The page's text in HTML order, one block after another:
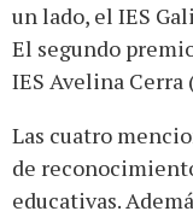
un lado, el IES
El segundo
IES Avelina Cerra
Las cuatro
de
educativas.